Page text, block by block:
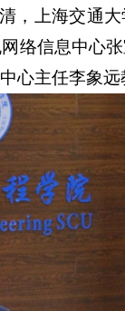
，上海交通
络信息中心
心主任李象远